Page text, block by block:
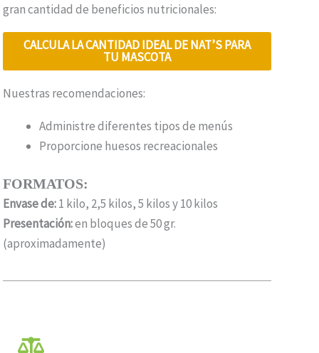
gran cantidad de beneficios nutricionales:
CALCULA LA CANTIDAD IDEAL DENAT’SPARA
TU MASCOTA
Nuestras recomendaciones:
Administre diferentes tipos de menús
Proporcione huesos recreacionales
FORMATOS:
Envase de:1 kilo, 2,5 kilos, 5 kilos y 10 kilos
Presentación:en bloques de 50 gr.
(aproximadamente)